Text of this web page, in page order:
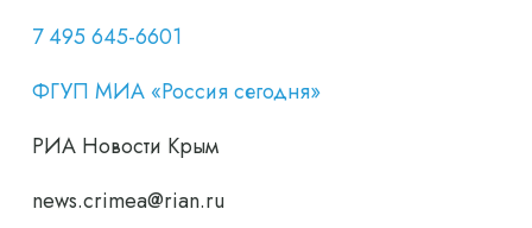
7 495 645-6601
ФГУП МИА «Россия сегодня»
РИА Новости Крым
news.crimea@rian.ru